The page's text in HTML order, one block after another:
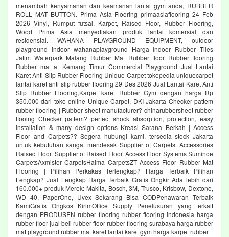
menambah kenyamanan dan keamanan lantai gym anda, RUBBER
ROLL MAT BUTTON. Prima Asia Flooring primaasiaflooring 24 Feb
2026 Vinyl, Rumput futsal, Karpet, Raised Floor, Rubber Flooring,
Wood Prima Asia menyediakan produk lantai komersial dan
residensial. WAHANA PLAYGROUND EQUIPMENT, outdoor
playground indoor wahanaplayground Harga Indoor Rubber Tiles
Jatim Waterpark Malang Rubber Mat Rubber floor Rubber flooring
Rubber mat at Kemang Timur Commercial Playground Jual Lantai
Karet Anti Slip Rubber Flooring Unique Carpet tokopedia uniquecarpet
lantai karet anti slip rubber flooring 29 Des 2026 Jual Lantai Karet Anti
Slip Rubber Flooring,Karpet karet Rubber Gym dengan harga Rp
350.000 dari toko online Unique Carpet, DKI Jakarta Checker pattem
rubber flooring | Rubber sheet manufacturer? chinarubbersheet rubber
flooing Checker pattem? perfect shock absorption, protection, easy
installation & many design options Kreasi Sarana Berkah | Access
Floor and Carpets?? Segera hubungi kami, tersedia stock Jakarta
untuk kebutuhan sangat mendesak Supplier of Carpets. Accessories
Raised Floor. Supplier of Raised Floor. Access Floor Systems Suminoe
CarpetsAxmister CarpetsHaima CarpetsZT Access Floor Rubber Mat
Flooring | Pilihan Perkakas Terlengkap? Harga Terbaik Pilihan
Lengkap? Jual Lengkap Harga Terbaik Gratis Ongkir Ada lebih dari
160.000+ produk Merek: Makita, Bosch, 3M, Trusco, Krisbow, Dextone,
WD 40, PaperOne, Uvex Sekarang Bisa CODPenawaran Terbaik
KamiGratis Ongkos KirimOffice Supply Penelusuran yang terkait
dengan PRODUSEN rubber flooring rubber flooring indonesia harga
rubber floor jual beli rubber floor rubber flooring surabaya harga rubber
mat playground rubber mat karet lantai karet gym harga karpet rubber